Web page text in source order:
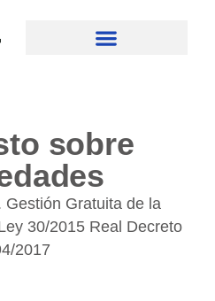
sobre
Gestión Gratuita de la
30/2015 Real Decreto
2017